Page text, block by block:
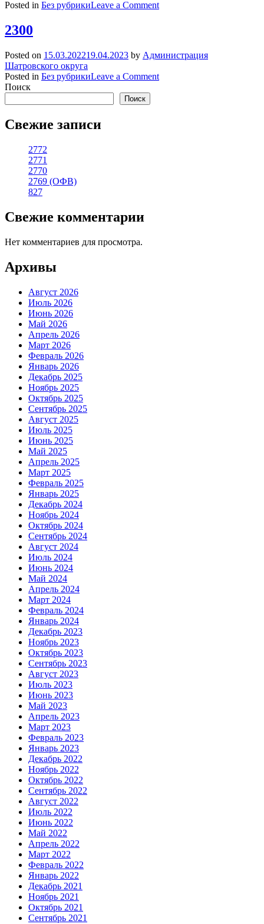
Posted in Без рубрикиLeave a Commenton
2300
Posted on 15.03.202219.04.2023 by Администрация
Шатровского округа
Posted in Без рубрикиLeave a Commenton
Поиск
Поиск
Свежие записи
2772
2771
2770
2769 (ОФВ)
827
Свежие комментарии
Нет комментариев для просмотра.
Архивы
Август 2026
Июль 2026
Июнь 2026
Май 2026
Апрель 2026
Март 2026
Февраль 2026
Январь 2026
Декабрь 2025
Ноябрь 2025
Октябрь 2025
Сентябрь 2025
Август 2025
Июль 2025
Июнь 2025
Май 2025
Апрель 2025
Март 2025
Февраль 2025
Январь 2025
Декабрь 2024
Ноябрь 2024
Октябрь 2024
Сентябрь 2024
Август 2024
Июль 2024
Июнь 2024
Май 2024
Апрель 2024
Март 2024
Февраль 2024
Январь 2024
Декабрь 2023
Ноябрь 2023
Октябрь 2023
Сентябрь 2023
Август 2023
Июль 2023
Июнь 2023
Май 2023
Апрель 2023
Март 2023
Февраль 2023
Январь 2023
Декабрь 2022
Ноябрь 2022
Октябрь 2022
Сентябрь 2022
Август 2022
Июль 2022
Июнь 2022
Май 2022
Апрель 2022
Март 2022
Февраль 2022
Январь 2022
Декабрь 2021
Ноябрь 2021
Октябрь 2021
Сентябрь 2021